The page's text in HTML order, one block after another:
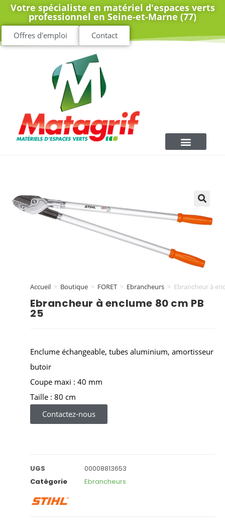
Votre spécialiste en matériel d'espaces verts
professionnel en Seine-et-Marne (77)
Offres d'emploi Contact
🔍
Accueil > Boutique > FORET > Ebrancheurs > Ebrancheur à
Ebrancheur à enclume 80 cm PB
25
Enclume échangeable, tubes aluminium, amortisseur
butoir
Coupe maxi : 40 mm
Taille : 80 cm
Contactez-nous
UGS
00008813653
Catégorie
Ebrancheurs